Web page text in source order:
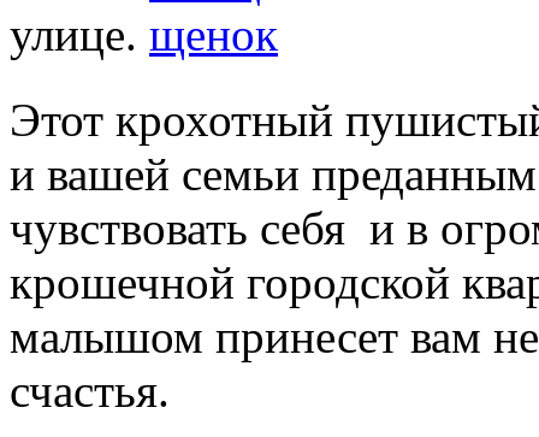
улице.
Этот крохотный
и вашей семьи
чувствовать себя и в
крошечной городской
малышом принесет вам
счастья.